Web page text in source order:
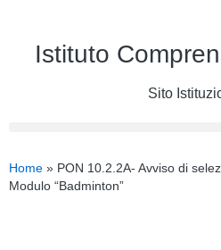
Istituto
Sito
Home » PON 10.2.2A- Avviso di
Modulo “Badminton”